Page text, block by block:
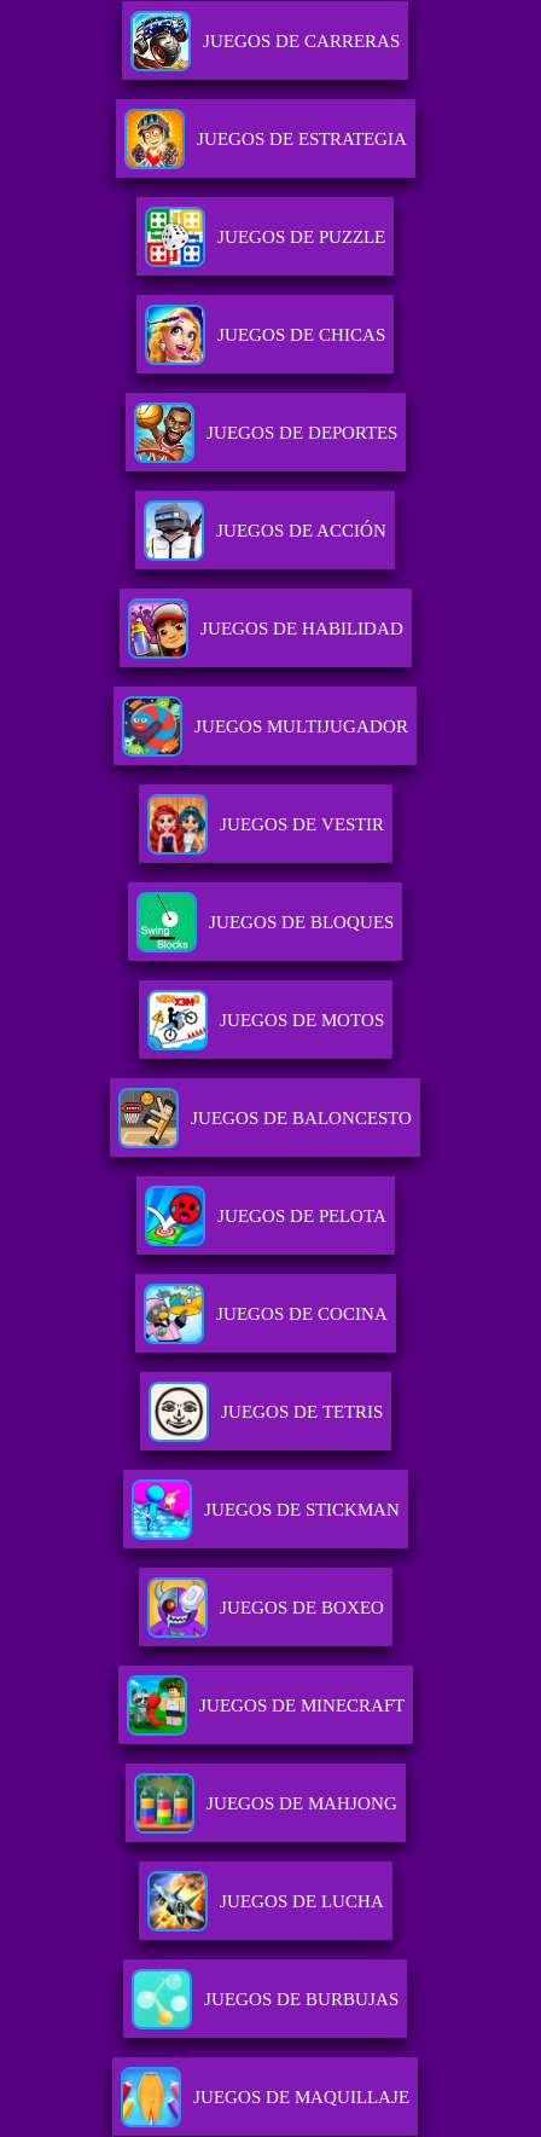
JUEGOS DE CARRERAS
JUEGOS DE ESTRATEGIA
JUEGOS DE PUZZLE
JUEGOS DE CHICAS
JUEGOS DE DEPORTES
JUEGOS DE ACCIÓN
JUEGOS DE HABILIDAD
JUEGOS MULTIJUGADOR
JUEGOS DE VESTIR
JUEGOS DE BLOQUES
JUEGOS DE MOTOS
JUEGOS DE BALONCESTO
JUEGOS DE PELOTA
JUEGOS DE COCINA
JUEGOS DE TETRIS
JUEGOS DE STICKMAN
JUEGOS DE BOXEO
JUEGOS DE MINECRAFT
JUEGOS DE MAHJONG
JUEGOS DE LUCHA
JUEGOS DE BURBUJAS
JUEGOS DE MAQUILLAJE